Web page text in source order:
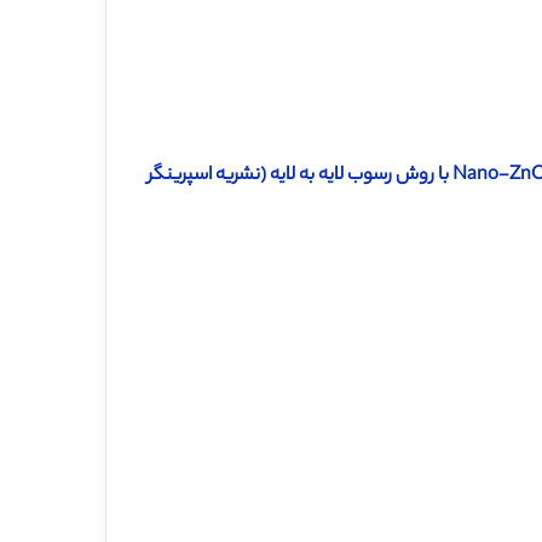
دانلود رایگان ترجمه مقاله اصلاح سطح پارچه پنبه با فیلم های چند لایه Nano-ZnO با روش رسوب لایه به لایه (نشریه اسپرینگر